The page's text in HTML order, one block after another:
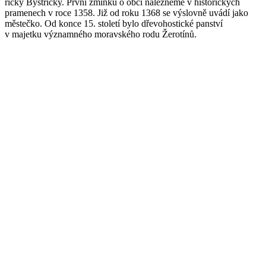
pramenech v roce 1358. Již od roku 1368 se výslovně uvádí jako
městečko. Od konce 15. století bylo dřevohostické panství
v majetku významného moravského rodu Žerotínů.